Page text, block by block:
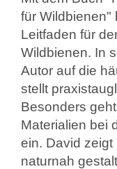
für Wildbienen"
Leitfaden für
Wildbienen. In
Autor auf die
stellt
Besonders
Materialien bei
ein. David
naturnah